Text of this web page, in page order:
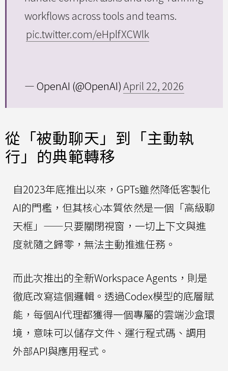
workflows across tools and teams.
pic.twitter.com/eHplfXCWlk
— OpenAI (@OpenAI)April 22, 2026
從「被動聊天」到「主動執
行」的典範轉移
自2023年底推出以來，GPTs雖然降低客製化
AI的門檻，但其核心本質依然是一個「高級聊
天框」——只要關閉視窗，一切上下文與進
度就隨之歸零，無法主動推進任務。
而此次推出的全新Workspace Agents，則是
徹底改寫這個邏輯。透過Codex模型的底層賦
能，每個AI代理都獲得一個專屬的雲端沙盒環
境，意味可以儲存文件、運行程式碼、調用
外部API與應用程式。